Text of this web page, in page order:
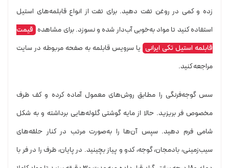
زده و کمی در روغن تفت دهید. برای تفت از انواع قابلمه‌های استیل
استفاده کنید تا مواد به‌خوبی آب‌دار شده و نسوزد. برای مشاهده قیمت
قابلمه استیل تکی ایرانی یا سرویس قابلمه به صفحه مربوطه در سایت
مراجعه کنید.
سس گوجه‌فرنگی را مطابق روش‌های معمول آماده کرده و کف ظرف
مخصوص فر بریزید. حالا از مایه گوشتی گلوله‌هایی برداشته و به شکل
شامی فرم دهید. سپس آن‌ها را به‌صورت مرتب در کنار حلقه‌های
سیب‌زمینی، بادمجان، گوجه، کدو و پیاز بچینید. در پایان، ظرف را در فر با